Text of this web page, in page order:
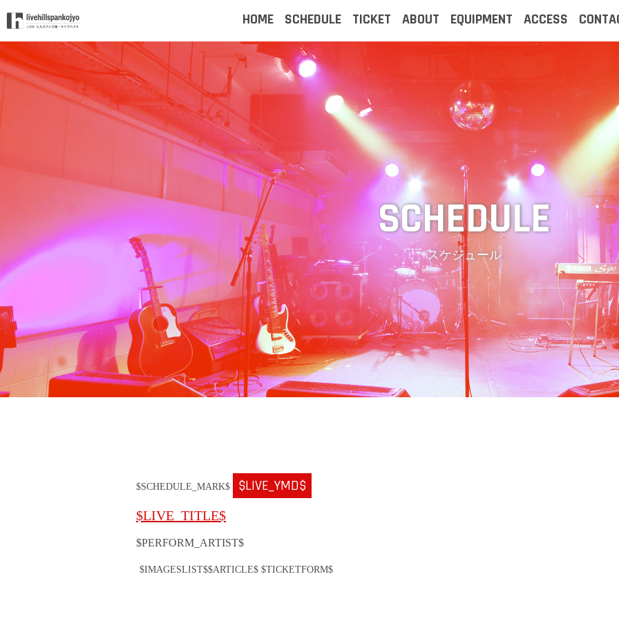
HOME SCHEDULE TICKET ABOUT EQUIPMENT ACCESS
スケジュール
$SCHEDULE_MARK$ $LIVE_YMD$
$LIVE_TITLE$
$PERFORM_ARTIST$
$IMAGESLIST$$ARTICLE$ $TICKETFORM$